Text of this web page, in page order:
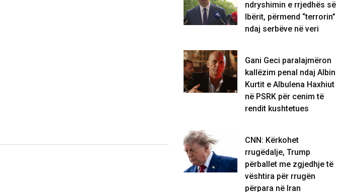
ndryshimin e rrjedhës së
Ibërit, përmend “terrorin”
ndaj serbëve në veri
Gani Geci paralajmëron
kallëzim penal ndaj Albin
Kurtit e Albulena Haxhiut
në PSRK për cenim të
rendit kushtetues
CNN: Kërkohet
rrugëdalje, Trump
përballet me zgjedhje të
vështira për rrugën
përpara në Iran